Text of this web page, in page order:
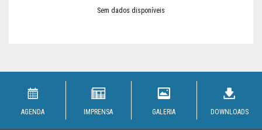
Sem dados disponíveis
AGENDA IMPRENSA GALERIA DOWNLOADS